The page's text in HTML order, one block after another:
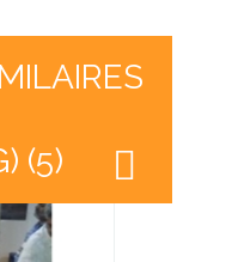
(5)